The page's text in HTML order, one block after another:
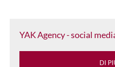
YAK Agency - social
DI